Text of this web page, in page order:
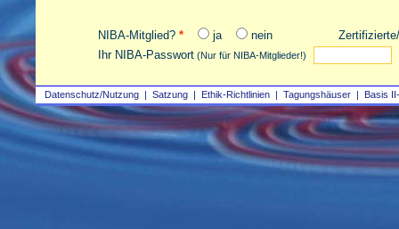
Datenschutz/Nutzung | Satzung | Ethik-Richtlinien | Tagungshäuser | Basis
NIBA-Mitglied? * ja nein
Ihr NIBA-Passwort (Nur für NIBA-Mitglieder!)